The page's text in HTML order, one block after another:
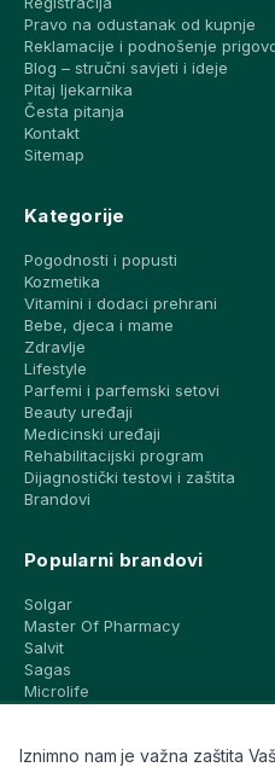
Pravo na odustanak od kupnje
Reklamacije i podnošenje
Blog – stručni savjeti i ideje
Pitaj ljekarnika
Česta pitanja
Kontakt
Sitemap
Kategorije
Pogodnosti i popusti
Kozmetika
Vitamini i dodaci prehrani
Bebe, djeca i mame
Zdravlje
Lifestyle
Parfemi i parfemski setovi
Beauty uređaji
Medicinski uređaji
Rehabilitacijski program
Dijagnostički testovi i zaštita
Brandovi
Popularni brandovi
Solgar
Master Of Pharmacy
Salvit
Sagas
Microlife
CeraVe
Iznimno nam je važna zaštita